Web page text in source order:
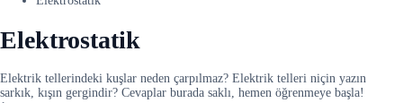
Elektrostatik
Elektrik tellerindeki kuşlar neden çarpılmaz? Elektrik telleri niçin yazın
sarkık, kışın gergindir? Cevaplar burada saklı, hemen öğrenmeye başla!